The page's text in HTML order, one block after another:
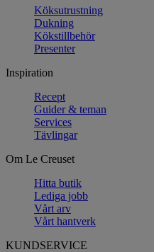
Köksutrustning
Dukning
Kökstillbehör
Presenter
Inspiration
Recept
Guider & teman
Services
Tävlingar
Om Le Creuset
Hitta butik
Lediga jobb
Vårt arv
Vårt hantverk
KUNDSERVICE